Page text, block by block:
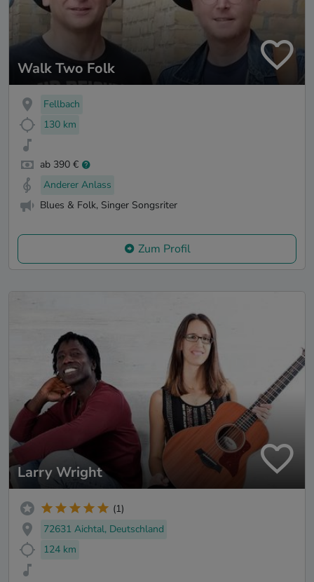
Walk Two Folk
Fellbach
130 km
ab 390 €
Anderer Anlass
Blues & Folk, Singer Songsriter
Zum Profil
Larry Wright
(1)
72631 Aichtal, Deutschland
124 km